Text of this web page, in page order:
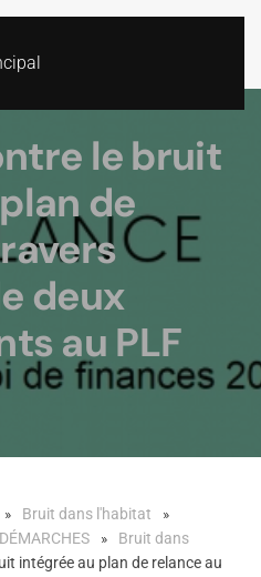
le bruit
de
deux
au PLF
Bruit dans l'habitat
Bruit dans
intégrée au plan de relance au